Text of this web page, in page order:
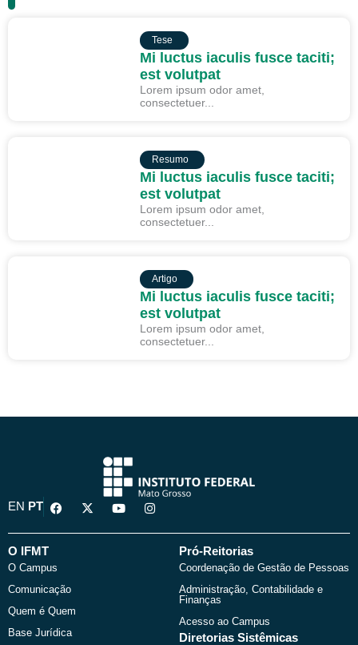
Tese
Mi luctus iaculis fusce taciti;
est volutpat
Lorem ipsum odor amet,
consectetuer...
Resumo
Mi luctus iaculis fusce taciti;
est volutpat
Lorem ipsum odor amet,
consectetuer...
Artigo
Mi luctus iaculis fusce taciti;
est volutpat
Lorem ipsum odor amet,
consectetuer...
EN PT
F
a
e
o
k
X
-
w
Y
o
t
I
n
t
O IFMT
O Campus
Comunicação
Quem é Quem
Base Jurídica
Pró-Reitorias
Coordenação de Gestão de Pessoas
Administração, Contabilidade e
Finanças
Acesso ao Campus
Diretorias Sistêmicas